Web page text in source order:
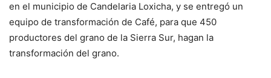
en el municipio de Candelaria Loxicha, y se entregó un
equipo de transformación de Café, para que 450
productores del grano de la Sierra Sur, hagan la
transformación del grano.